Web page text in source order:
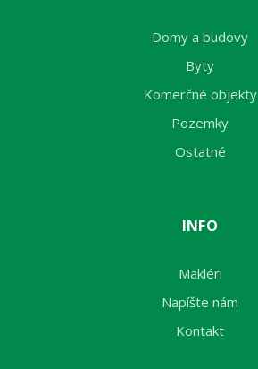
Domy a budovy
Byty
Komerčné objekty
Pozemky
Ostatné
INFO
Makléri
Napíšte nám
Kontakt